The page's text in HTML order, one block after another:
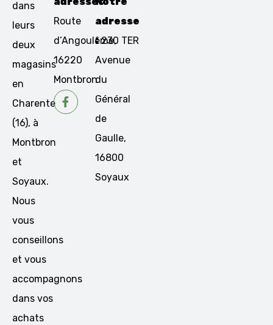
dans
leurs
deux
magasins
en
Charente
(16), à
Montbron
et
Soyaux.
Nous
vous
conseillons
et vous
accompagnons
dans vos
achats
Route
d’Angoulême,
16220
Montbron
adresse
:230 TER
Avenue
du
Général
de
Gaulle,
16800
Soyaux